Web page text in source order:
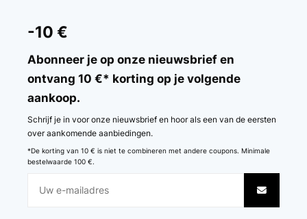
Amazon user
Vertaal
-10 €
Abonneer je op onze nieuwsbrief en
ontvang 10 €* korting op je volgende
aankoop.
Schrijf je in voor onze nieuwsbrief en hoor als een van de eersten
over aankomende aanbiedingen.
*De korting van 10 € is niet te combineren met andere coupons. Minimale
bestelwaarde 100 €.